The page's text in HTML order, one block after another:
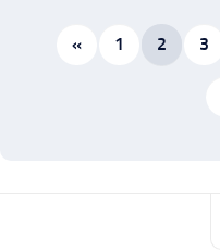
« 1 2 3